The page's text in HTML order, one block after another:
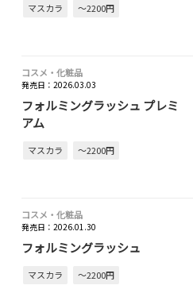
マスカラ ～2200円
コスメ・化粧品
発売日：2026.03.03
フォルミングラッシュ プレミ
アム
マスカラ ～2200円
コスメ・化粧品
発売日：2026.01.30
フォルミングラッシュ
マスカラ ～2200円